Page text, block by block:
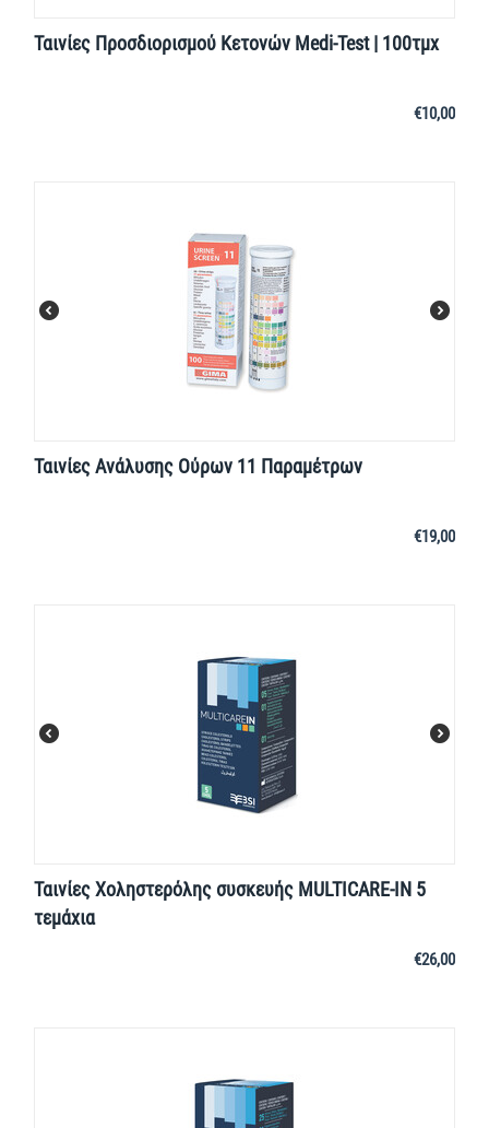
Ταινίες Προσδιορισμού Κετονών Medi-Test | 100τμχ
€10,00
Ταινίες Ανάλυσης Ούρων 11 Παραμέτρων
€19,00
Ταινίες Χοληστερόλης συσκευής MULTICARE-IN 5
τεμάχια
€26,00